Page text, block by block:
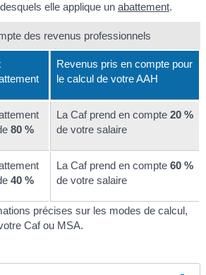
elle applique un abattement.
des revenus professionnels
Revenus pris en compte pour
le calcul de votre AAH
80 %
La Caf prend en compte 20 %
de votre salaire
40 %
La Caf prend en compte 60 %
de votre salaire
précises sur les modes de calcul,
Caf ou MSA.